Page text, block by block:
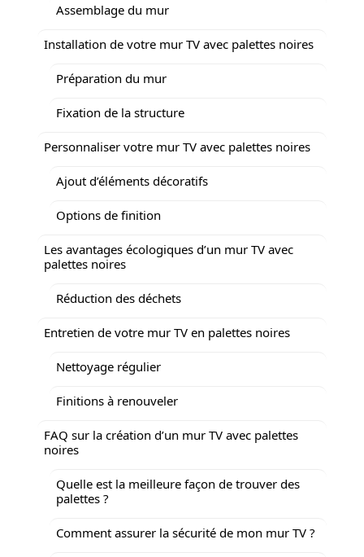
Assemblage du mur
Installation de votre mur TV avec palettes noires
Préparation du mur
Fixation de la structure
Personnaliser votre mur TV avec palettes noires
Ajout d’éléments décoratifs
Options de finition
Les avantages écologiques d’un mur TV avec
palettes noires
Réduction des déchets
Entretien de votre mur TV en palettes noires
Nettoyage régulier
Finitions à renouveler
FAQ sur la création d’un mur TV avec palettes
noires
Quelle est la meilleure façon de trouver des
palettes ?
Comment assurer la sécurité de mon mur TV ?